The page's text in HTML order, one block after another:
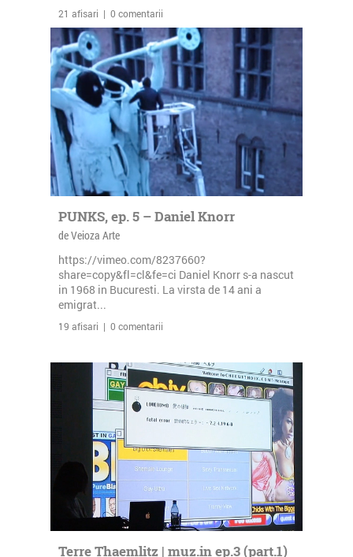
21 afisari | 0 comentarii
PUNKS, ep. 5 – Daniel Knorr
de Veioza Arte
https://vimeo.com/8237660?
share=copy&fl=cl&fe=ci Daniel Knorr s-a nascut
in 1968 in Bucuresti. La virsta de 14 ani a
emigrat...
19 afisari | 0 comentarii
Terre Thaemlitz | muz.in ep.3 (part.1)